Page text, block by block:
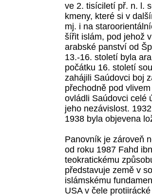
ve 2. tisíciletí př. n. l.
kmeny, které si v
mj. i na
šířit islám, pod jehož
arabské panství od
13.-16. století byla
počátku 16. století
zahájili Saúdovci boj
přechodně pod
ovládli Saúdovci celé
jeho nezávislost.
1938 byla objevena
Panovník je zároveň
od roku 1987 Fahd
teokratickému
představuje země v
islámskému
USA v čele